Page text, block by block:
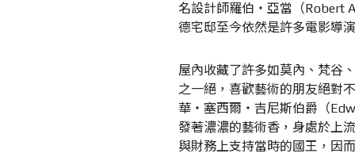
名設計師羅伯‧亞當（Robert
德宅邸至今依然是許多電影導
屋內收藏了許多如莫內、梵谷
之一絕，喜歡藝術的朋友絕對
華‧塞西爾‧吉尼斯伯爵（
發著濃濃的藝術香，身處於上
與財務上支持當時的國王，因